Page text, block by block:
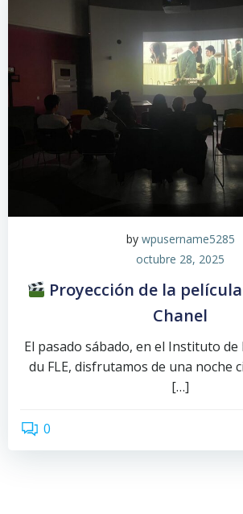
by wpusername5285
octubre 28, 2025
Proyección de la
Chanel
El pasado sábado, en el Instituto de
du FLE, disfrutamos de una noche
[…]
0